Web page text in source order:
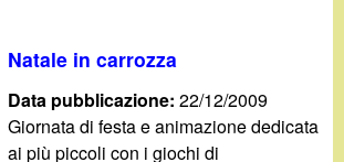
Natale in carrozza
Data pubblicazione:22/12/2009
Giornata di festa e animazione dedicata
ai più piccoli con i giochi di